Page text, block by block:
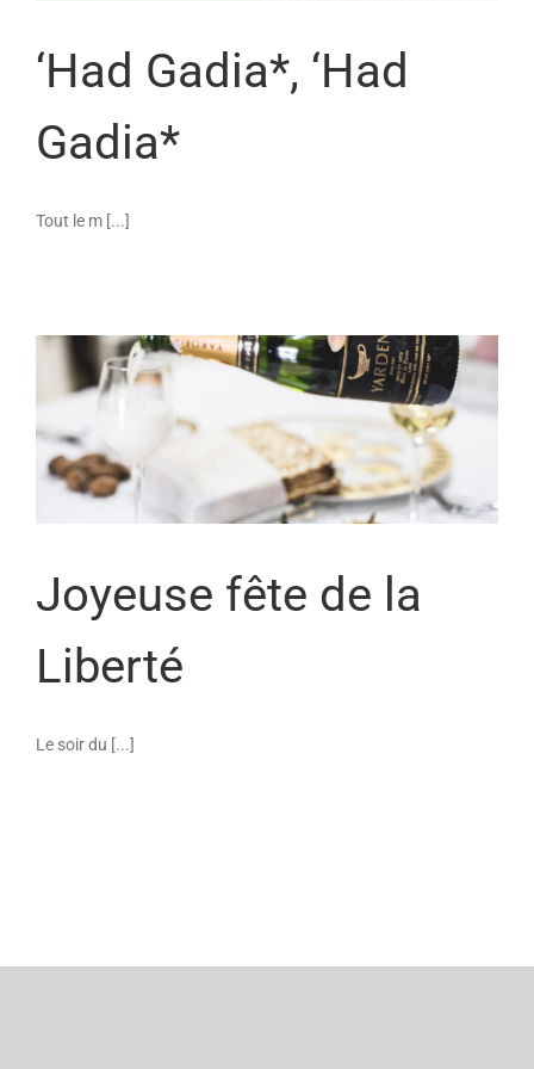
‘Had Gadia*, ‘Had
Gadia*
Tout le m [...]
Joyeuse fête de la
Liberté
Le soir du [...]